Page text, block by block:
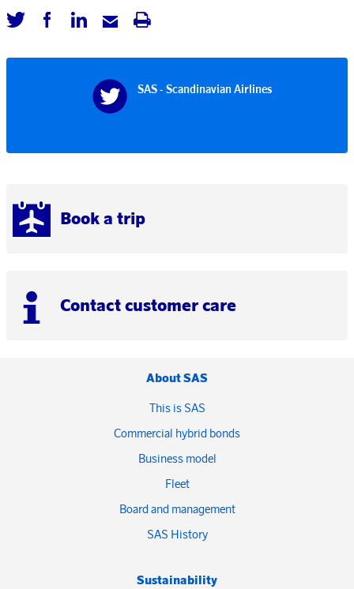
Book a trip
Contact customer care
SAS - Scandinavian Airlines
About SAS
This is SAS
Commercial hybrid bonds
Business model
Fleet
Board and management
SAS History
Sustainability